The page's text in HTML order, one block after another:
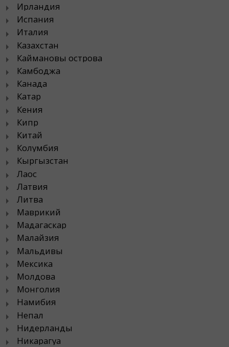
Ирландия
Испания
Италия
Казахстан
Каймановы острова
Камбоджа
Канада
Катар
Кения
Кипр
Китай
Колумбия
Кыргызстан
Лаос
Латвия
Литва
Маврикий
Мадагаскар
Малайзия
Мальдивы
Мексика
Молдова
Монголия
Намибия
Непал
Нидерланды
Никарагуа